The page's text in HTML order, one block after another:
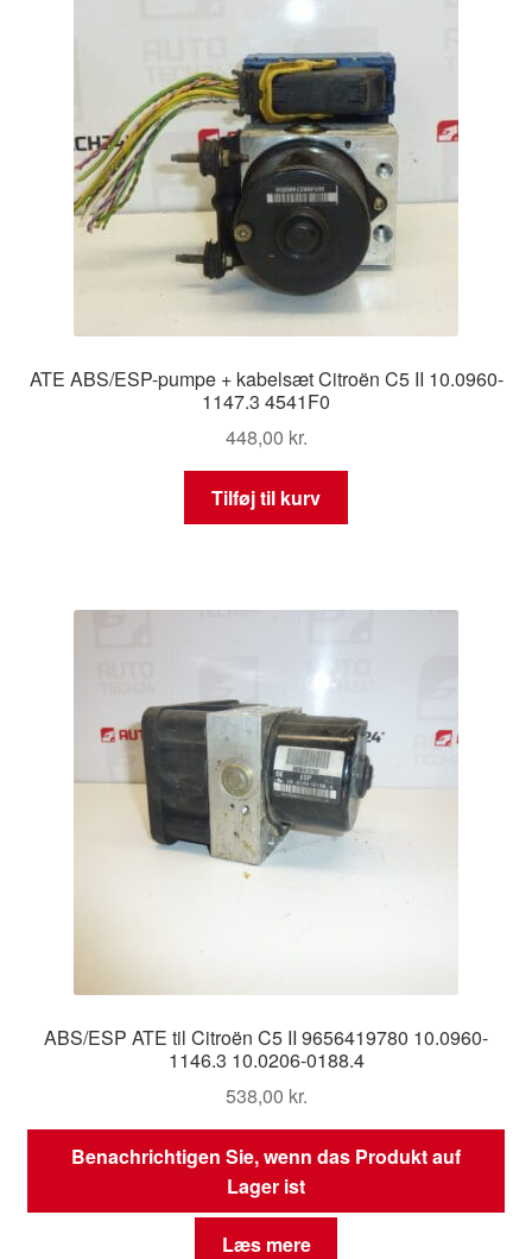
ATE ABS/ESP-pumpe + kabelsæt Citroën C5 II 10.0960-
1147.3 4541F0
448,00 kr.
Tilføj til kurv
ABS/ESP ATE til Citroën C5 II 9656419780 10.0960-
1146.3 10.0206-0188.4
538,00 kr.
Benachrichtigen Sie, wenn das Produkt auf
Lager ist
Læs mere